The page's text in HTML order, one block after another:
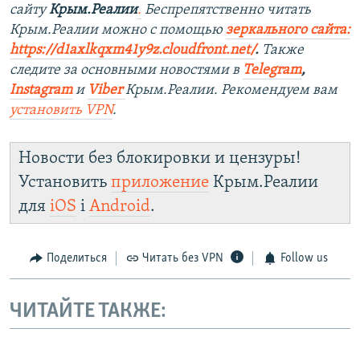
сайтуКрым.Реалии. Беспрепятственно читать
Крым.Реалии можно с помощью зеркального сайта:
https://d1axlkqxm41y9z.cloudfront.net/. ​ Также
следите за основными новостями в Telegram,
Instagram и ViberКрым.Реалии. Рекомендуем вам
установить VPN.
Новости без блокировки и цензуры!
Установить приложение Крым.Реалии
для iOS і Android.
Поделиться Читать без VPN Follow us
ЧИТАЙТЕ ТАКЖЕ: